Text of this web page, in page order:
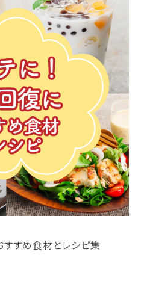
すすめ食材とレシピ集